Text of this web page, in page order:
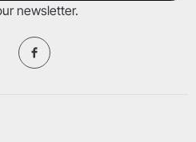
newsletter.